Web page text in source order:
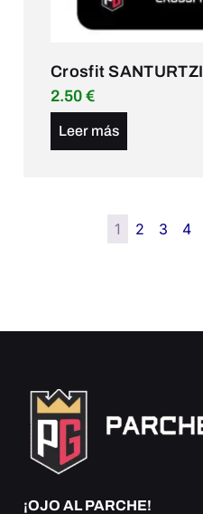
Crosfit SANTURTZI
2.50 €
Leer más
1 2 3 4
¡OJO AL PARCHE!